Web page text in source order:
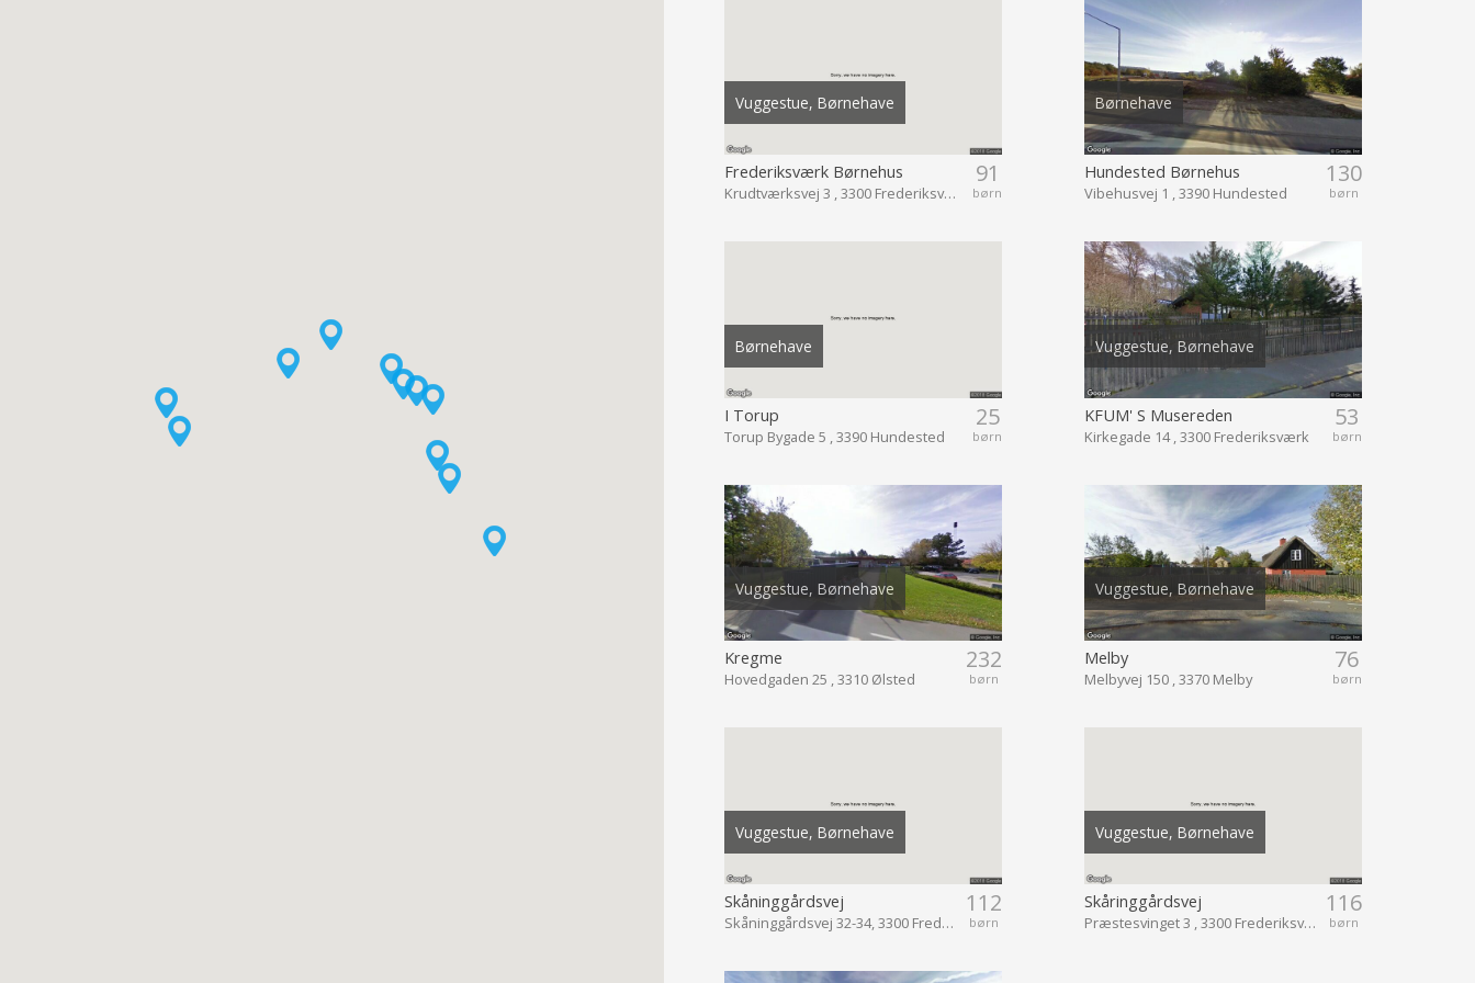
Vuggestue, Børnehave
91
børn
Frederiksværk Børnehus
Krudtværksvej 3 , 3300 Frederiksværk
Børnehave
130
børn
Hundested Børnehus
Vibehusvej 1 , 3390 Hundested
Børnehave
25
børn
I Torup
Torup Bygade 5 , 3390 Hundested
Vuggestue, Børnehave
53
børn
KFUM' S Musereden
Kirkegade 14 , 3300 Frederiksværk
Vuggestue, Børnehave
232
børn
Kregme
Hovedgaden 25 , 3310 Ølsted
Vuggestue, Børnehave
76
børn
Melby
Melbyvej 150 , 3370 Melby
Vuggestue, Børnehave
112
børn
Skåninggårdsvej
Skåninggårdsvej 32-34, 3300 Frederiksværk
Vuggestue, Børnehave
116
børn
Skåringgårdsvej
Præstesvinget 3 , 3300 Frederiksværk